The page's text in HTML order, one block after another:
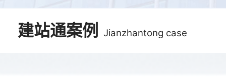
建站通案例 Jianzhantong case